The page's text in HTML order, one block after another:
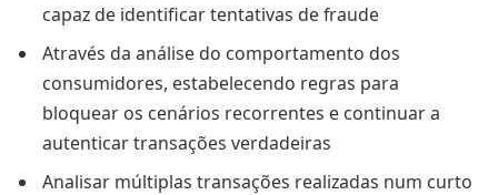
capaz de identificar tentativas de fraude
Através da análise do comportamento dos
consumidores, estabelecendo regras para
bloquear os cenários recorrentes e continuar a
autenticar transações verdadeiras
Analisar múltiplas transações realizadas num curto